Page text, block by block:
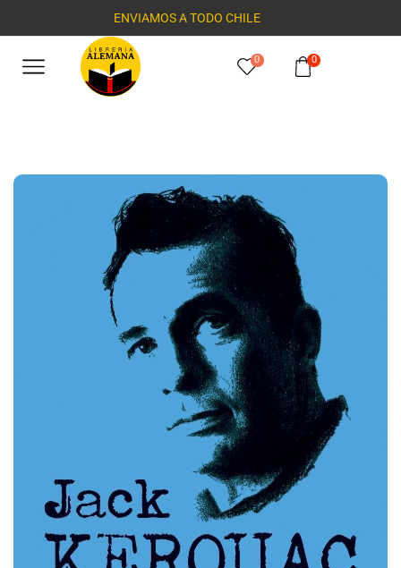
ENVIAMOS A TODO CHILE
0 0